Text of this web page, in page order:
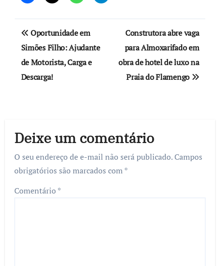
Navegação
de
Post
Oportunidade em
Simões Filho: Ajudante
de Motorista, Carga e
Descarga!
Construtora abre vaga
para Almoxarifado em
obra de hotel de luxo na
Praia do Flamengo
Deixe um comentário
O seu endereço de e-mail não será publicado. Campos
obrigatórios são marcados com*
Comentário *